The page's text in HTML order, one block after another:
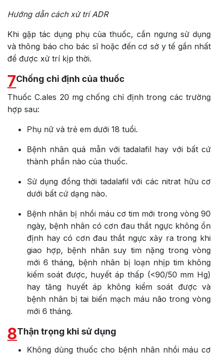
Hướng dẫn cách xử trí ADR
Khi gặp tác dụng phụ của thuốc, cần ngưng sử dụng
và thông báo cho bác sĩ hoặc đến cơ sở y tế gần nhất
để được xử trí kịp thời.
7Chống chỉ định của thuốc
Thuốc C.ales 20 mg chống chỉ định trong các trường
hợp sau:
Phụ nữ và trẻ em dưới 18 tuổi.
Bệnh nhân quá mẫn với tadalafil hay với bất cứ
thành phần nào của thuốc.
Sử dụng đồng thời tadalafil với các nitrat hữu cơ
dưới bất cứ dạng nào.
Bệnh nhân bị nhồi máu cơ tim mới trong vòng 90
ngày, bệnh nhân có cơn đau thắt ngực không ổn
định hay có cơn đau thắt ngực xảy ra trong khi
giao hợp, bệnh nhân suy tim nặng trong vòng
mới 6 tháng, bệnh nhân bị loạn nhịp tim không
kiếm soát được, huyết áp thấp (<90/50 mm Hg)
hay tăng huyết áp không kiểm soát được và
bệnh nhân bị tai biến mạch máu não trong vòng
mới 6 tháng.
8Thận trọng khi sử dụng
Không dùng thuốc cho bệnh nhân nhồi máu cơ